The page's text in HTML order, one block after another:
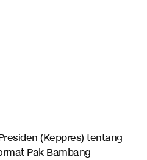
(Keppres) tentang
Pak Bambang